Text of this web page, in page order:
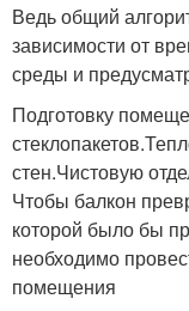
Ведь общий
зависимости от
среды и
Подготовку
стен.Чистовую
Чтобы балкон
которой было бы
необходимо
помещения